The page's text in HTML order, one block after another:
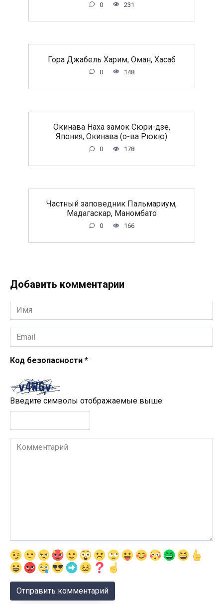
0 231
Гора Джабель Харим, Оман, Хасаб
0 148
Окинава Наха замок Сюри-дзе,
Япония, Окинава (о-ва Рюкю)
0 178
Частный заповедник Пальмариум,
Мадагаскар, Маномбато
0 166
Добавить комментарии
Имя
*
Email
*
Код безопасности *
Введите символы отображаемые выше:
Комментарий